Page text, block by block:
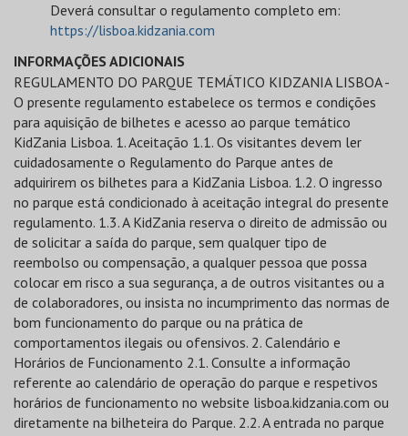
Deverá consultar o regulamento completo em:
https://lisboa.kidzania.com
INFORMAÇÕES ADICIONAIS
REGULAMENTO DO PARQUE TEMÁTICO KIDZANIA LISBOA - O presente regulamento estabelece os termos e condições para aquisição de bilhetes e acesso ao parque temático KidZania Lisboa. 1. Aceitação 1.1. Os visitantes devem ler cuidadosamente o Regulamento do Parque antes de adquirirem os bilhetes para a KidZania Lisboa. 1.2. O ingresso no parque está condicionado à aceitação integral do presente regulamento. 1.3. A KidZania reserva o direito de admissão ou de solicitar a saída do parque, sem qualquer tipo de reembolso ou compensação, a qualquer pessoa que possa colocar em risco a sua segurança, a de outros visitantes ou a de colaboradores, ou insista no incumprimento das normas de bom funcionamento do parque ou na prática de comportamentos ilegais ou ofensivos. 2. Calendário e Horários de Funcionamento 2.1. Consulte a informação referente ao calendário de operação do parque e respetivos horários de funcionamento no website lisboa.kidzania.com ou diretamente na bilheteira do Parque. 2.2. A entrada no parque está sujeita a disponibilidade. 2.3. O horário de funcionamento do Parque poderá sofrer alterações sem aviso prévio. 2.4. Em determinadas datas, a abertura do Parque estará condicionada à aceitação prévia de reservas de grupo, confirmadas por escrito pela KidZania. 3. Termos e Condições para Aquisição de Bilhetes 3.1. O preço dos bilhetes e de outros serviços disponibilizados pela KidZania poderão sofrer alterações sem aviso prévio. 3.2. O preço dos bilhetes inclui IVA à taxa legal em vigor. 3.3. As vendas efetuadas são de carácter definitivo não sendo aceites trocas ou devoluções. 3.4. Bilhetes danificados, rasurados ou com data de validade expirada, não serão aceites como válidos. 3.5. Bilhetes adquiridos com antecedência não garantem acesso privilegiado ou tratamento preferencial no Parque e são válidos única e exclusivamente para a data e hora especificada nos mesmos. 3.6. Bilhetes ou vouchers de oferta adquiridos com antecedência sem data marcada, estão sujeitos à disponibilidade do parque e à validade de utilização especificada nos mesmos. 3.7. Caso os bilhetes sejam adquiridos em nome de outros visitantes (Por exemplo: Reservas de Grupos, Escolas, Festas de Aniversario, Eventos Corporativos, Bilhetes para oferta), o comprador aceita em nome dos visitantes que constituem o grupo, os termos e condições especificados no presente regulamento, bem como toda a informação complementar que seja enviada por escrito pela KidZania Lisboa, relativamente à confirmação dos detalhes da reserva. 3.8. O valor da entrada permite o acesso às atividades lúdicas e educativas disponíveis no parque, não estando incluído qualquer serviço adicional, nomeadamente alimentação e bebidas, festas e eventos, serviço de fotografia e gravação de vídeo, serviço de W-Fi, cacifos, entre outros. 4. Termos e Condições de Acesso 4.1. A KidZania reserva o direito de solicitar um documento de identificação que comprove a idade do visitante. 4.2. Os visitantes devem ler e cumprir as recomendações e sinalética de utilização e segurança do Parque. 4.3. Todas as atividades desenvolvidas dentro do parque têm um carácter meramente lúdico/educativo. 4.4. As crianças são livres de escolher as atividades que pretendem, mediante disponibilidade das mesmas, usufruindo apenas dos benefícios inerentes às atividades que realizem. 4.5. As crianças menores de 8 anos só podem entrar e permanecer no parque, acompanhadas por um adulto. inclusivamente nas situações em que as crianças tenham idade igual ou superior a 8 anos. 4.7. Os adultos deverão estar acompanhados por crianças para poderem entrar no parque. 4.8. O acesso a alguns espaços ou estabelecimentos poderá ser condicionado pela idade ou estatura da criança. 4.9. Alguns espaços ou estabelecimentos têm horários definidos. 4.10. Alguns espaços ou estabelecimentos podem estar temporariamente encerrados para manutenção, remodelação, motivos operacionais ou de ordem técnica. 4.11. Alguns espaços ou estabelecimentos podem ser reservados para festas de aniversário e eventos particulares. 4.12. As últimas atividades de cada turno podem iniciar-se até 30 minutos antes do horário previsto para o fecho do parque. 4.13. Aos maiores de 16 anos não será permitido entrar nos estabelecimentos nem guardar lugar nas filas. 4.14. São permitidas saídas temporárias aos adultos que acompanhem crianças com idade igual ou superior a 8 anos. No caso de acompanharem crianças com idade inferior a 8 anos, deve ficar garantida a presença de pelo menos 1 adulto do agregado no interior do parque. 4.15. Não são permitidas saídas temporárias às crianças, considerando-se o término da visita, o momento em que efetuem a saída do parque. 4.16. As crianças têm obrigatoriamente de estar acompanhadas pelo adulto responsável que realizou o processo de check-in para efetuarem a saída do Parque. 4.17. A Direção do parque não se responsabiliza pela guarda dos bens e pertences dos visitantes. 4.18. Não é permitido fumar no interior do parque. 4.19. Não são permitidos animais, exceto cães de assistência. O conceito de cão de assistência abrange as seguintes categorias de cães: a) Cão-guia, cão treinado ou em fase de treino para auxiliar pessoa com deficiência visual; b) Cão para surdo, cão treinado ou em fase de treino para auxiliar pessoa com deficiência auditiva; c) Cão de serviço, cão treinado ou em fase de treino para auxiliar pessoa com deficiência mental, orgânica ou motora. 5. Outros Termos e Condições 5.1. No interior da KidZania é possível fotografar e filmar durante a sua visita, os elementos que constituam o seu grupo. No entanto poderá ser solicitado aos visitantes que não o façam quando perturbar o normal desenrolar das atividades ou por outras circunstâncias que coloquem em causa a experiência dos visitantes no parque. 5.2. No decurso da visita, poderão ser tiradas fotografias aos visitantes pelo Serviço de Fotografia da KidZania, caso não se oponha expressamente a algum elemento da equipa. As fotografias serão expostas no parque e as que não forem adquiridas serão destruídas, por forma a não poderem ser reproduzidas de novo. 5.3. Os visitantes poderão ser fotografados ou filmados por órgãos de comunicação social que estejam no parque a realizar uma reportagem. Caso não pretenda ser fotografado ou filmado, bem como as crianças que o acompanham, deve informar a equipa de reportagem. 5.4. É necessário solicitar autorização para a realização de sessões fotográficas ou filmagens que tenham fins comerciais. 5.5. Para sua proteção, o parque é objeto de videovigilância. 5.6. As atividades dentro do Parque são dirigidas a crianças dos 3 aos 15 anos. 5.7. As atividades dentro do Parque são conduzidas e realizadas em Português. 5.8. Os dados pessoais recolhidos são tratados de acordo com a Legislação aplicável, protegendo a sua privacidade. Para qualquer esclarecimento sobre a finalidade, tratamento, prazo de conservação, entre outros, consulte o REGULAMENTO DE PROTEÇÃO DE DADOS PESSOAIS em vigor, que se encontra disponível em lisboa.kidzania.com. 4.6. É obrigatória a presença de um adulto responsável no decorrer do processo de check-in, inclusivamente nas situações em que as crianças tenham idade igual ou superior a 8 anos. 4.7. Os adultos deverão estar acompanhados por crianças para poderem entrar no parque. 4.8. O acesso a alguns espaços ou estabelecimentos poderá ser condicionado pela idade ou estatura da criança. 4.9. Alguns espaços ou estabelecimentos têm horários definidos. 4.10. Alguns espaços ou estabelecimentos podem estar temporariamente encerrados para manutenção, remodelação, motivos operacionais ou de ordem técnica. 4.11. Alguns espaços ou estabelecimentos podem ser reservados para festas de aniversário e eventos particulares. 4.12. As últimas atividades de cada turno podem iniciar-se até 30 minutos antes do horário previsto para o fecho do parque. 4.13. Aos maiores de 16 anos não será permitido entrar nos estabelecimentos nem guardar lugar nas filas. 4.14. São permitidas saídas temporárias aos adultos que acompanhem crianças com idade igual ou superior a 8 anos. No caso de acompanharem crianças com idade inferior a 8 anos, deve ficar garantida a presença de pelo menos 1 adulto do agregado no interior do parque. 4.15. Não são permitidas saídas temporárias às crianças, considerando-se o término da visita, o momento em que efetuem a saída do parque. 4.16. As crianças têm obrigatoriamente de estar acompanhadas pelo adulto responsável que realizou o processo de check-in para efetuarem a saída do Parque. 4.17. A Direção do parque não se responsabiliza pela guarda dos bens e pertences dos visitantes. 4.18. Não é permitido fumar no interior do parque. 4.19. Não são permitidos animais, exceto cães de assistência. O conceito de cão de assistência abrange as seguintes categorias de cães: a) Cão-guia, cão treinado ou em fase de treino para auxiliar pessoa com deficiência visual; b) Cão para surdo, cão treinado ou em fase de treino para auxiliar pessoa com deficiência auditiva; c) Cão de serviço, cão treinado ou em fase de treino para auxiliar pessoa com deficiência mental, orgânica ou motora. 5. Outros Termos e Condições 5.1. No interior da KidZania é possível fotografar e filmar durante a sua visita, os elementos que constituam o seu grupo. No entanto poderá ser solicitado aos visitantes que não o façam quando perturbar o normal desenrolar das atividades ou por outras circunstâncias que coloquem em causa a experiência dos visitantes no parque. 5.2. No decurso da visita, poderão ser tiradas fotografias aos visitantes pelo Serviço de Fotografia da KidZania, caso não se oponha expressamente a algum elemento da equipa. As fotografias serão expostas no parque e as que não forem adquiridas serão destruídas, por forma a não poderem ser reproduzidas de novo. 5.3. Os visitantes poderão ser fotografados ou filmados por órgãos de comunicação social que estejam no parque a realizar uma reportagem. Caso não pretenda ser fotografado ou filmado, bem como as cri